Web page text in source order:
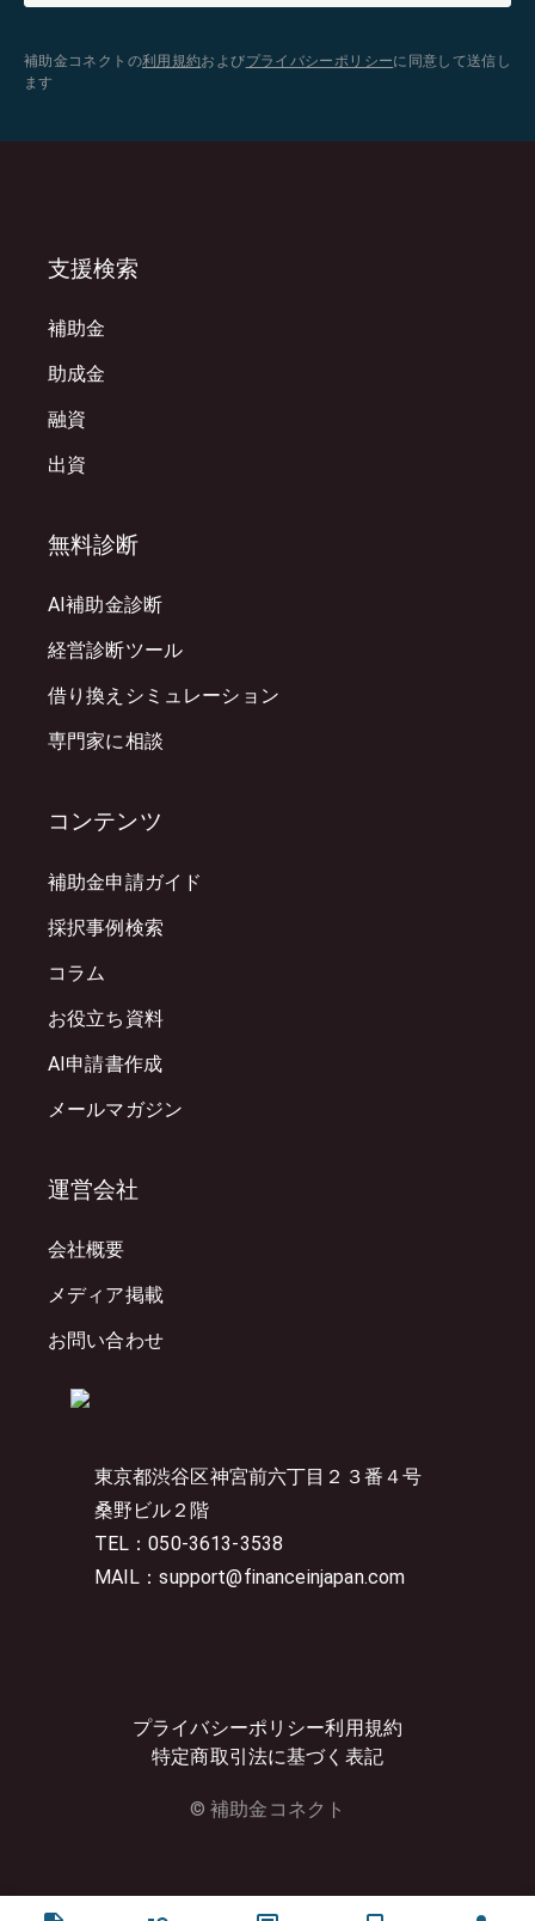
補助金コネクトの利用規約およびプライバシーポリシーに同意して送信し
ます
東京都渋谷区神宮前六丁目２３番４号
桑野ビル２階
TEL：050-3613-3538
MAIL：support@financeinjapan.com
プライバシーポリシー利用規約
特定商取引法に基づく表記
© 補助金コネクト
支援検索
補助金
助成金
融資
出資
無料診断
AI補助金診断
経営診断ツール
借り換えシミュレーション
専門家に相談
コンテンツ
補助金申請ガイド
採択事例検索
コラム
お役立ち資料
AI申請書作成
メールマガジン
運営会社
会社概要
メディア掲載
お問い合わせ